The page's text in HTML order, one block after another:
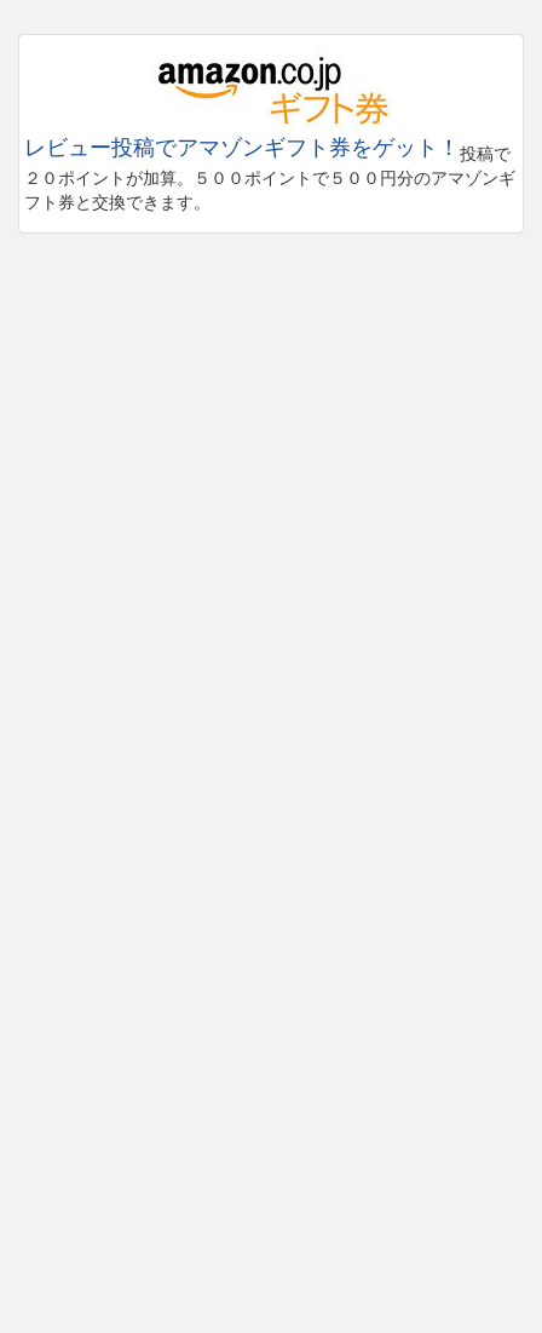
レビュー投稿でアマゾンギフト券をゲット！ 投稿で
２０ポイントが加算。５００ポイントで５００円分のアマゾンギ
フト券と交換できます。